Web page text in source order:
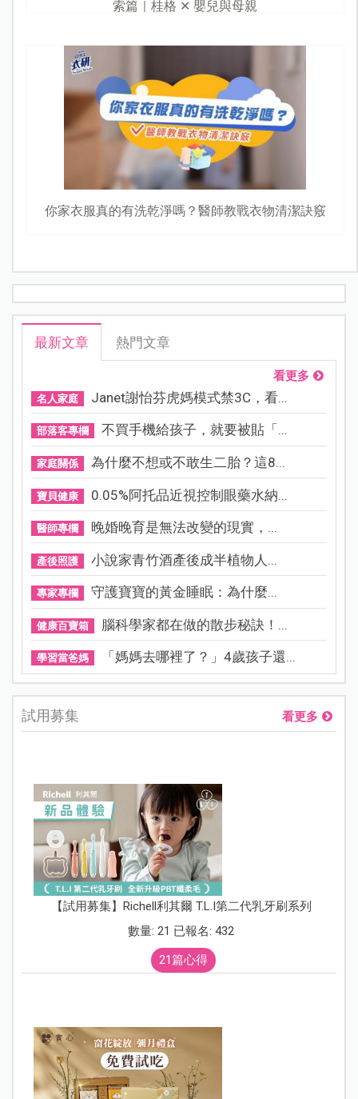
索篇｜桂格 ✕ 嬰兒與母親
你家衣服真的有洗乾淨嗎？醫師教戰衣物清潔訣竅
最新文章 熱門文章
看更多
名人家庭 Janet謝怡芬虎媽模式禁3C，看...
部落客專欄 不買手機給孩子，就要被貼「...
家庭關係 為什麼不想或不敢生二胎？這8...
寶貝健康 0.05%阿托品近視控制眼藥水納...
醫師專欄 晚婚晚育是無法改變的現實，...
產後照護 小說家青竹酒產後成半植物人...
專家專欄 守護寶寶的黃金睡眠：為什麼...
健康百寶箱 腦科學家都在做的散步秘訣！...
學習當爸媽 「媽媽去哪裡了？」4歲孩子還...
試用募集 看更多
【試用募集】Richell利其爾 T.L.I第二代乳牙刷系列
數量: 21 已報名: 432
21篇心得